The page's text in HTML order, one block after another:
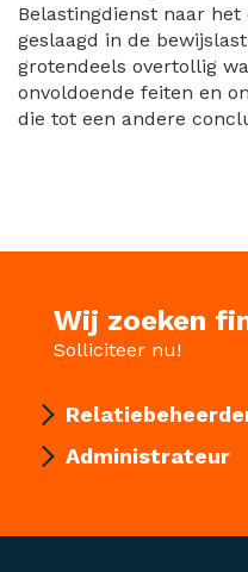
Belastingdienst naar
geslaagd in de
grotendeels overtollig
onvoldoende feiten en
die tot een andere
Wij zoeken
Solliciteer nu!
Administrateur